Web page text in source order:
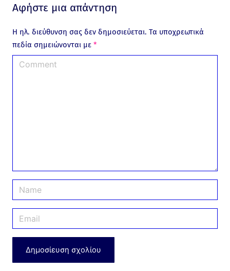
Αφήστε μια απάντηση
Η ηλ. διεύθυνση σας δεν δημοσιεύεται. Τα υποχρεωτικά
πεδία σημειώνονται με *
a
m
*
m
a
l